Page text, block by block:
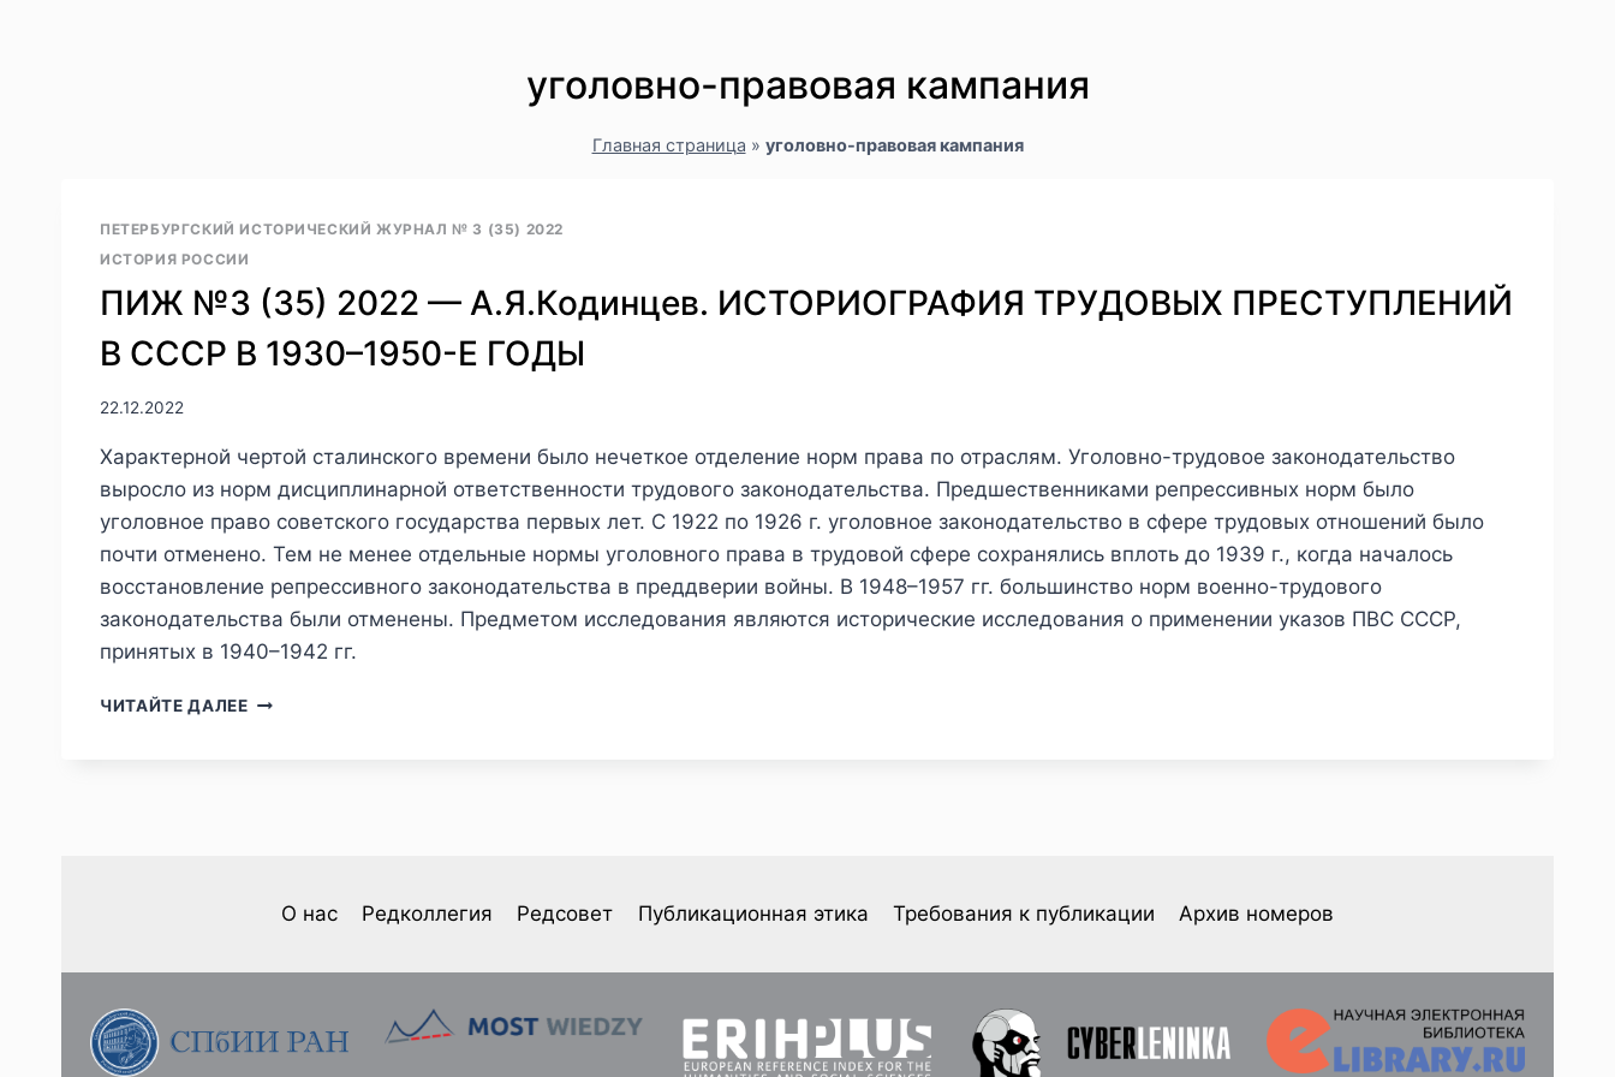
уголовно-правовая кампания
Главная страница » уголовно-правовая кампания
ПЕТЕРБУРГСКИЙ ИСТОРИЧЕСКИЙ ЖУРНАЛ № 3 (35) 2022
ИСТОРИЯ РОССИИ
ПИЖ №3 (35) 2022 — А.Я.Кодинцев. ИСТОРИОГРАФИЯ ТРУДОВЫХ ПРЕСТУПЛЕНИЙ
В СССР В 1930–1950-Е ГОДЫ
22.12.2022
Характерной чертой сталинского времени было нечеткое отделение норм права по отраслям. Уголовно-трудовое законодательство
выросло из норм дисциплинарной ответственности трудового законодательства. Предшественниками репрессивных норм было
уголовное право советского государства первых лет. С 1922 по 1926 г. уголовное законодательство в сфере трудовых отношений было
почти отменено. Тем не менее отдельные нормы уголовного права в трудовой сфере сохранялись вплоть до 1939 г., когда началось
восстановление репрессивного законодательства в преддверии войны. В 1948–1957 гг. большинство норм военно-трудового
законодательства были отменены. Предметом исследования являются исторические исследования о применении указов ПВС СССР,
принятых в 1940–1942 гг.
ЧИТАЙТЕ ДАЛЕЕПИЖ
ПРЕСТУПЛЕНИЙ
В
1950-
Е
О нас Редколлегия Редсовет Публикационная этика Требования к публикации Архив номеров